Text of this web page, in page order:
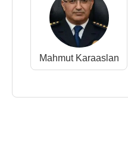
Mahmut Karaaslan